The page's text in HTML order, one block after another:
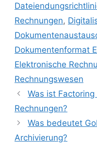
Rechnungen,
Dokumentenformat
Elektronische
Rechnungswesen
Was ist
Rechnungen?
Was bedeutet
Archivierung?